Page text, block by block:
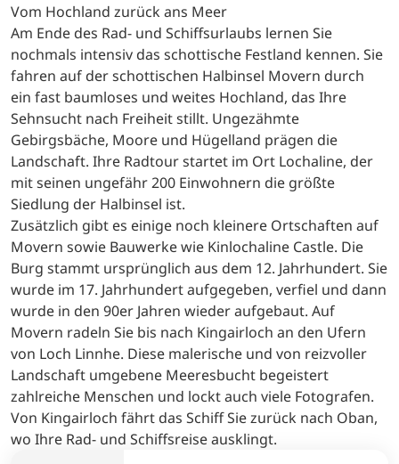
Vom Hochland zurück ans Meer
Am Ende des Rad- und Schiffsurlaubs lernen Sie
nochmals intensiv das schottische Festland kennen. Sie
fahren auf der schottischen Halbinsel Movern durch
ein fast baumloses und weites Hochland, das Ihre
Sehnsucht nach Freiheit stillt. Ungezähmte
Gebirgsbäche, Moore und Hügelland prägen die
Landschaft. Ihre Radtour startet im Ort Lochaline, der
mit seinen ungefähr 200 Einwohnern die größte
Siedlung der Halbinsel ist.
Zusätzlich gibt es einige noch kleinere Ortschaften auf
Movern sowie Bauwerke wie Kinlochaline Castle. Die
Burg stammt ursprünglich aus dem 12. Jahrhundert. Sie
wurde im 17. Jahrhundert aufgegeben, verfiel und dann
wurde in den 90er Jahren wieder aufgebaut. Auf
Movern radeln Sie bis nach Kingairloch an den Ufern
von Loch Linnhe. Diese malerische und von reizvoller
Landschaft umgebene Meeresbucht begeistert
zahlreiche Menschen und lockt auch viele Fotografen.
Von Kingairloch fährt das Schiff Sie zurück nach Oban,
wo Ihre Rad- und Schiffsreise ausklingt.